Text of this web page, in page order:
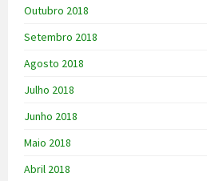
Outubro 2018
Setembro 2018
Agosto 2018
Julho 2018
Junho 2018
Maio 2018
Abril 2018